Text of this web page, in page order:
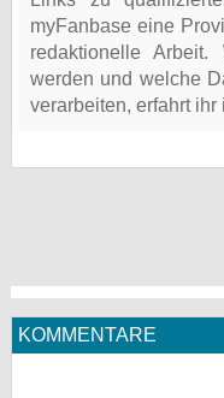
myFanbase eine
redaktionelle
werden und welche
verarbeiten, erfahrt ihr
KOMMENTARE